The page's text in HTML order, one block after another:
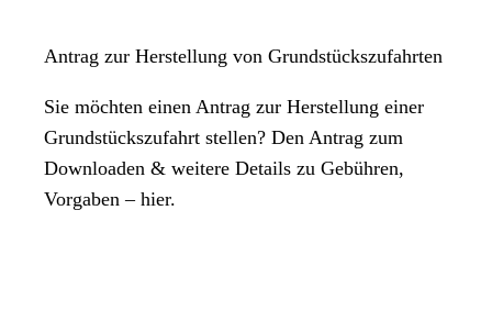
Antrag zur Herstellung von Grundstückszufahrten
Sie möchten einen Antrag zur Herstellung einer
Grundstückszufahrt stellen? Den Antrag zum
Downloaden & weitere Details zu Gebühren,
Vorgaben – hier.